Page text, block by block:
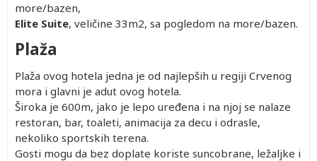
more/bazen,
Elite Suite, veličine 33m2, sa pogledom na more/bazen.
Plaža
Plaža ovog hotela jedna je od najlepših u regiji Crvenog
mora i glavni je adut ovog hotela.
Široka je 600m, jako je lepo uređena i na njoj se nalaze
restoran, bar, toaleti, animacija za decu i odrasle,
nekoliko sportskih terena.
Gosti mogu da bez doplate koriste suncobrane, ležaljke i